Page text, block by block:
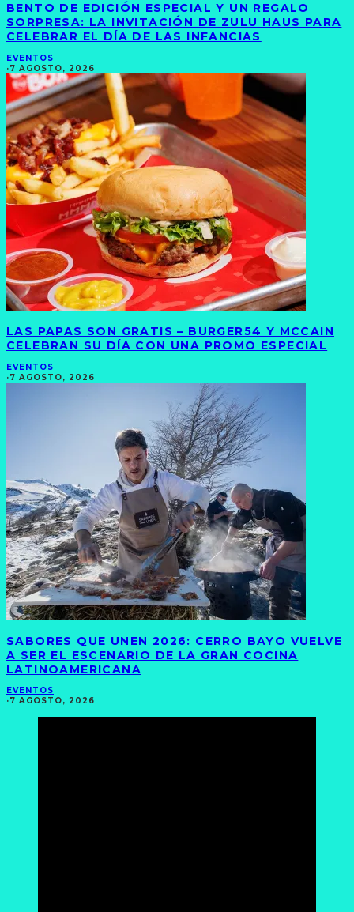
BENTO DE EDICIÓN ESPECIAL Y UN REGALO
SORPRESA: LA INVITACIÓN DE ZULU HAUS PARA
CELEBRAR EL DÍA DE LAS INFANCIAS
EVENTOS
·7 AGOSTO, 2026
LAS PAPAS SON GRATIS – BURGER54 Y MCCAIN
CELEBRAN SU DÍA CON UNA PROMO ESPECIAL
EVENTOS
·7 AGOSTO, 2026
SABORES QUE UNEN 2026: CERRO BAYO VUELVE
A SER EL ESCENARIO DE LA GRAN COCINA
LATINOAMERICANA
EVENTOS
·7 AGOSTO, 2026